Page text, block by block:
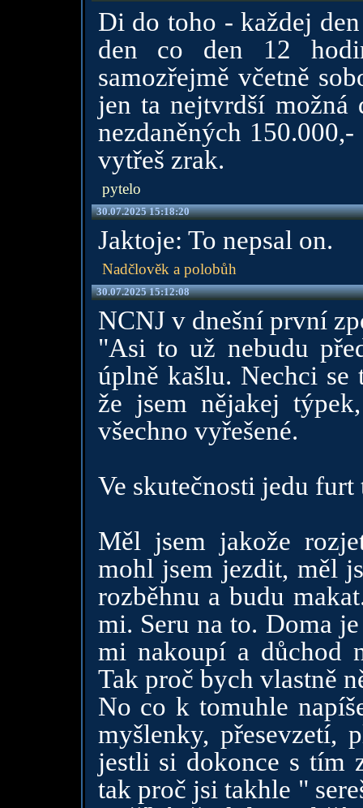
Di do toho - každej
den co den 12
samozřejmě včetně
jen ta nejtvrdší
nezdaněných
vytřeš zrak.
pytelo
30.07.2025 15:18:20
Jaktoje: To nepsal on.
Nadčlověk a polobůh
30.07.2025 15:12:08
NCNJ v dnešní první
"Asi to už nebudu
úplně kašlu. Nechci se
že jsem nějakej
všechno vyřešené.
Ve skutečnosti jedu
Měl jsem jakože
mohl jsem jezdit, měl
rozběhnu a budu
mi. Seru na to. Doma
mi nakoupí a důchod
Tak proč bych vlastně
No co k tomuhle
myšlenky, přesevzetí,
jestli si dokonce s tím
tak proč jsi takhle "